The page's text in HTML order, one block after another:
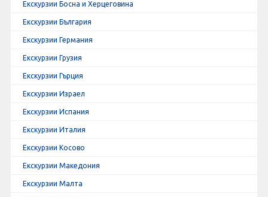
Екскурзии Босна и Херцеговина
Екскурзии България
Екскурзии Германия
Екскурзии Грузия
Екскурзии Гърция
Екскурзии Израел
Екскурзии Испания
Екскурзии Италия
Екскурзии Косово
Екскурзии Македония
Екскурзии Малта